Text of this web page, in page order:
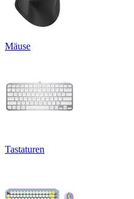
Mäuse
Tastaturen